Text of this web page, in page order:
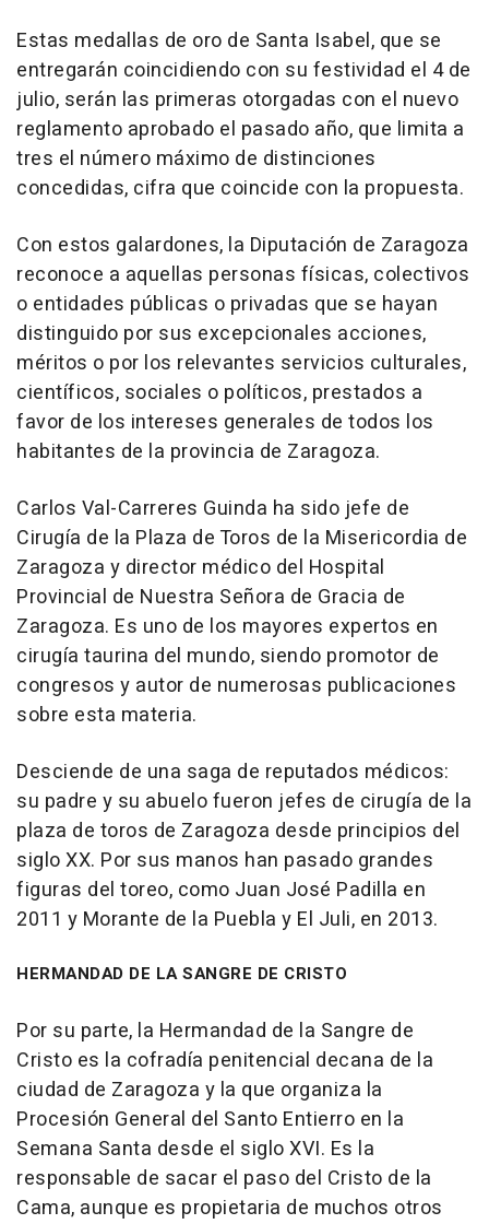
Estas medallas de oro de Santa Isabel, que se
entregarán coincidiendo con su festividad el 4 de
julio, serán las primeras otorgadas con el nuevo
reglamento aprobado el pasado año, que limita a
tres el número máximo de distinciones
concedidas, cifra que coincide con la propuesta.
Con estos galardones, la Diputación de Zaragoza
reconoce a aquellas personas físicas, colectivos
o entidades públicas o privadas que se hayan
distinguido por sus excepcionales acciones,
méritos o por los relevantes servicios culturales,
científicos, sociales o políticos, prestados a
favor de los intereses generales de todos los
habitantes de la provincia de Zaragoza.
Carlos Val-Carreres Guinda ha sido jefe de
Cirugía de la Plaza de Toros de la Misericordia de
Zaragoza y director médico del Hospital
Provincial de Nuestra Señora de Gracia de
Zaragoza. Es uno de los mayores expertos en
cirugía taurina del mundo, siendo promotor de
congresos y autor de numerosas publicaciones
sobre esta materia.
Desciende de una saga de reputados médicos:
su padre y su abuelo fueron jefes de cirugía de la
plaza de toros de Zaragoza desde principios del
siglo XX. Por sus manos han pasado grandes
figuras del toreo, como Juan José Padilla en
2011 y Morante de la Puebla y El Juli, en 2013.
HERMANDAD DE LA SANGRE DE CRISTO
Por su parte, la Hermandad de la Sangre de
Cristo es la cofradía penitencial decana de la
ciudad de Zaragoza y la que organiza la
Procesión General del Santo Entierro en la
Semana Santa desde el siglo XVI. Es la
responsable de sacar el paso del Cristo de la
Cama, aunque es propietaria de muchos otros